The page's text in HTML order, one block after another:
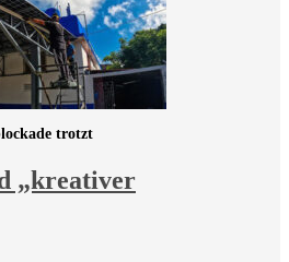
„kreativer
trotzt